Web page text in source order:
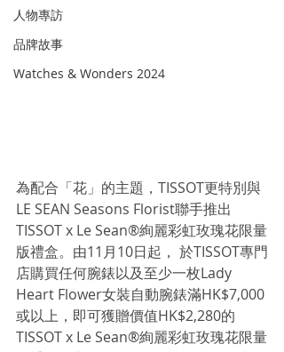
人物專訪
品牌故事
Watches & Wonders 2024
為配合「花」的主題，TISSOT更特別與
LE SEAN Seasons Florist聯手推出
TISSOT x Le Sean®絢麗彩虹玫瑰花限量
版禮盒。由11月10日起， 於TISSOT專門
店購買任何腕錶以及至少一枚Lady
Heart Flower女裝自動腕錶滿HK$7,000
或以上，即可獲贈價值HK$2,280的
TISSOT x Le Sean®絢麗彩虹玫瑰花限量